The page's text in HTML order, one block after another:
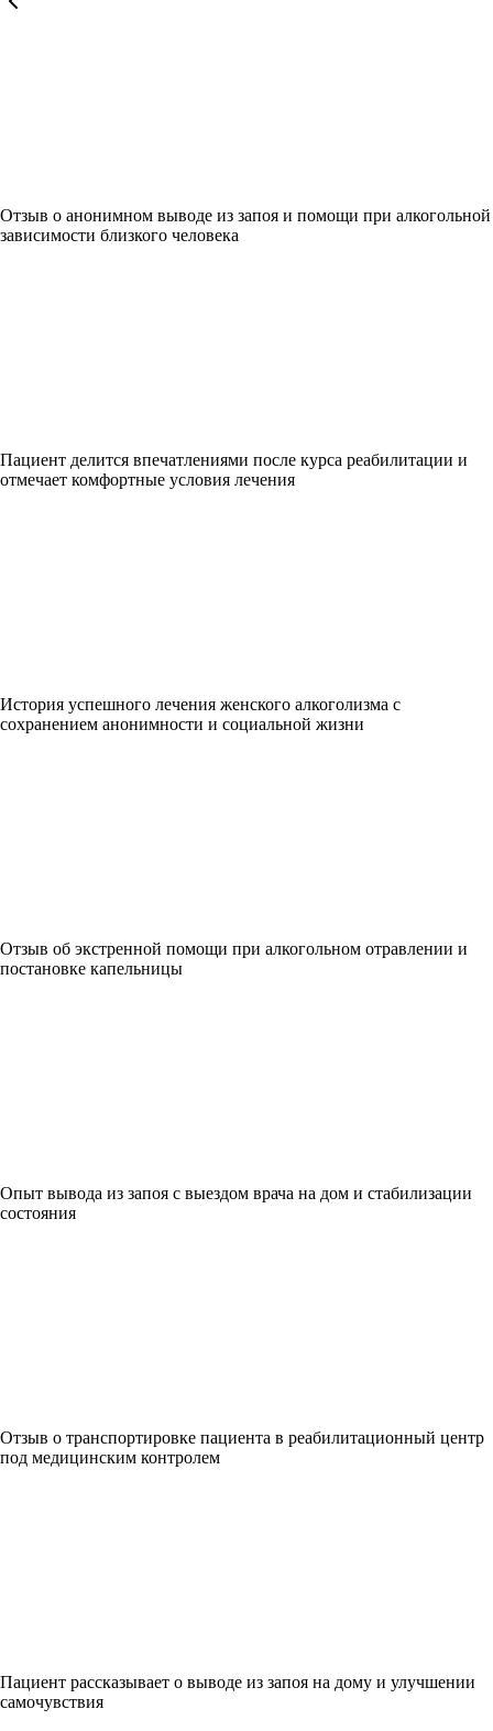
Отзыв о анонимном выводе из запоя и помощи при алкогольной
зависимости близкого человека
Пациент делится впечатлениями после курса реабилитации и
отмечает комфортные условия лечения
История успешного лечения женского алкоголизма с
сохранением анонимности и социальной жизни
Отзыв об экстренной помощи при алкогольном отравлении и
постановке капельницы
Опыт вывода из запоя с выездом врача на дом и стабилизации
состояния
Отзыв о транспортировке пациента в реабилитационный центр
под медицинским контролем
Пациент рассказывает о выводе из запоя на дому и улучшении
самочувствия